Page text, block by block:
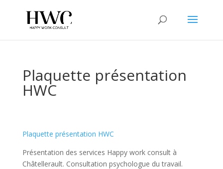
Plaquette présentation
HWC
Plaquette présentation HWC
Présentation des services Happy work consult à
Châtellerault. Consultation psychologue du travail.